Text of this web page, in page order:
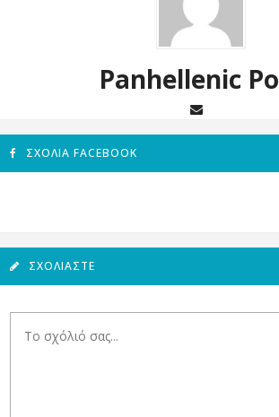
Panhellenic
ΣΧΌΛΙΑ FACEBOOK
ΣΧΟΛΙΆΣΤΕ